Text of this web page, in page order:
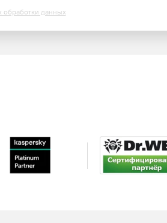
обработки данных